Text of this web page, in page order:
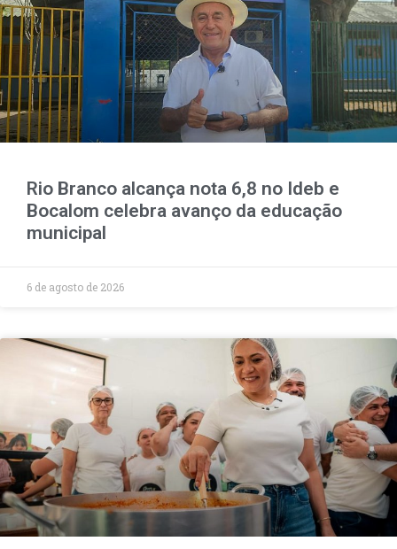
Rio Branco alcança nota 6,8 no Ideb e
Bocalom celebra avanço da educação
municipal
6 de agosto de 2026